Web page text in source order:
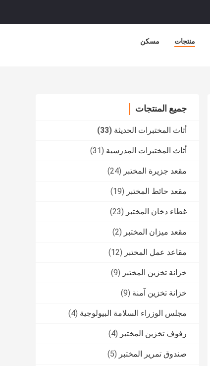
مسكن منتجات
جميع المنتجات
أثاث المختبرات الحديثة (33)
أثاث المختبرات المدرسية (31)
مقعد جزيرة المختبر (24)
مقعد حائط المختبر (19)
غطاء دخان المختبر (23)
مقعد ميزان المختبر (2)
مقاعد عمل المختبر (12)
خزانة تخزين المختبر (9)
خزانة تخزين آمنة (9)
مجلس الوزراء السلامة البيولوجية (4)
رفوف تخزين المختبر (4)
صندوق تمرير المختبر (5)